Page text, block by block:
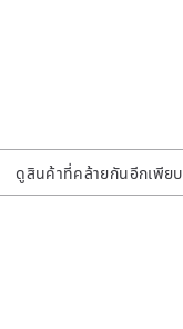
ดูสินค้าที่คล้ายกันอีกเพียบ